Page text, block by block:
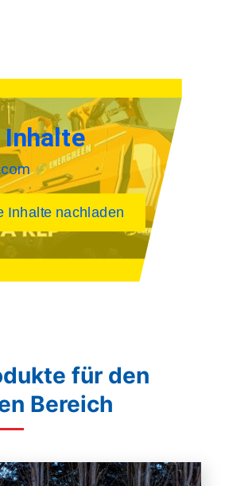
für den
Bereich